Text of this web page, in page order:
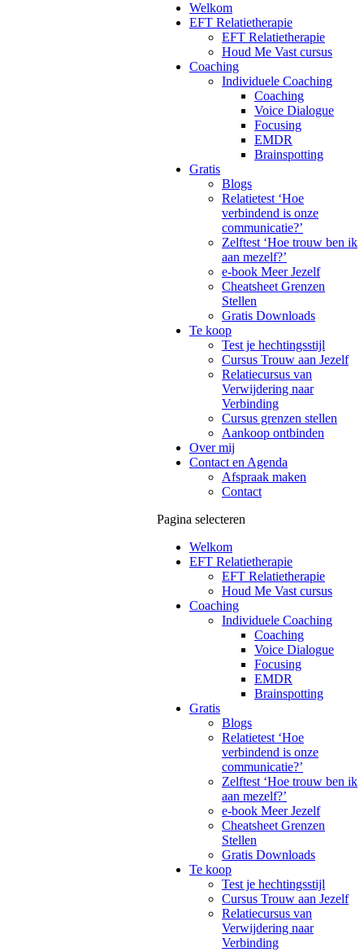
Welkom
EFT Relatietherapie
EFT Relatietherapie
Houd Me Vast cursus
Coaching
Individuele Coaching
Coaching
Voice Dialogue
Focusing
EMDR
Brainspotting
Gratis
Blogs
Relatietest ‘Hoe
verbindend is onze
communicatie?’
Zelftest ‘Hoe trouw ben ik
aan mezelf?’
e-book Meer Jezelf
Cheatsheet Grenzen
Stellen
Gratis Downloads
Te koop
Test je hechtingsstijl
Cursus Trouw aan Jezelf
Relatiecursus van
Verwijdering naar
Verbinding
Cursus grenzen stellen
Aankoop ontbinden
Over mij
Contact en Agenda
Afspraak maken
Contact
Pagina selecteren
Welkom
EFT Relatietherapie
EFT Relatietherapie
Houd Me Vast cursus
Coaching
Individuele Coaching
Coaching
Voice Dialogue
Focusing
EMDR
Brainspotting
Gratis
Blogs
Relatietest ‘Hoe
verbindend is onze
communicatie?’
Zelftest ‘Hoe trouw ben ik
aan mezelf?’
e-book Meer Jezelf
Cheatsheet Grenzen
Stellen
Gratis Downloads
Te koop
Test je hechtingsstijl
Cursus Trouw aan Jezelf
Relatiecursus van
Verwijdering naar
Verbinding